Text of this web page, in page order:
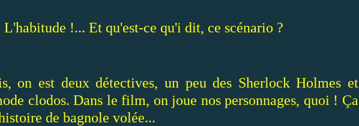
L'habitude !... Et qu'est-ce qu'i dit, ce scénario ?
on est deux détectives, un peu des Sherlock Holmes et
clodos. Dans le film, on joue nos personnages, quoi ! Ça
de bagnole volée...